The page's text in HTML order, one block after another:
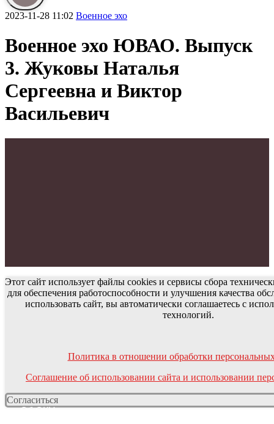
2023-11-28 11:02 Военное эхо
Военное эхо ЮВАО. Выпуск
3. Жуковы Наталья
Сергеевна и Виктор
Васильевич
Об ОКЦ
Этот сайт использует файлы cookies и сервисы сбора
для обеспечения работоспособности и улучшения качества
использовать сайт, вы автоматически соглашаетесь с
технологий.
Политика в отношении обработки
Соглашение об использовании сайта и использовании
Согласиться